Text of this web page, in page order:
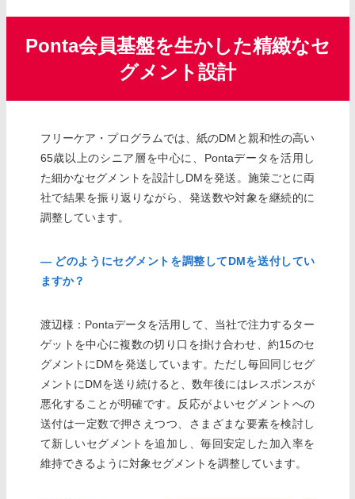
Ponta会員基盤を生かした精緻なセ
グメント設計
フリーケア・プログラムでは、紙のDMと親和性の高い
65歳以上のシニア層を中心に、Pontaデータを活用し
た細かなセグメントを設計しDMを発送。施策ごとに両
社で結果を振り返りながら、発送数や対象を継続的に
調整しています。
― どのようにセグメントを調整してDMを送付してい
ますか？
渡辺様：Pontaデータを活用して、当社で注力するター
ゲットを中心に複数の切り口を掛け合わせ、約15のセ
グメントにDMを発送しています。ただし毎回同じセグ
メントにDMを送り続けると、数年後にはレスポンスが
悪化することが明確です。反応がよいセグメントへの
送付は一定数で押さえつつ、さまざまな要素を検討し
て新しいセグメントを追加し、毎回安定した加入率を
維持できるように対象セグメントを調整しています。